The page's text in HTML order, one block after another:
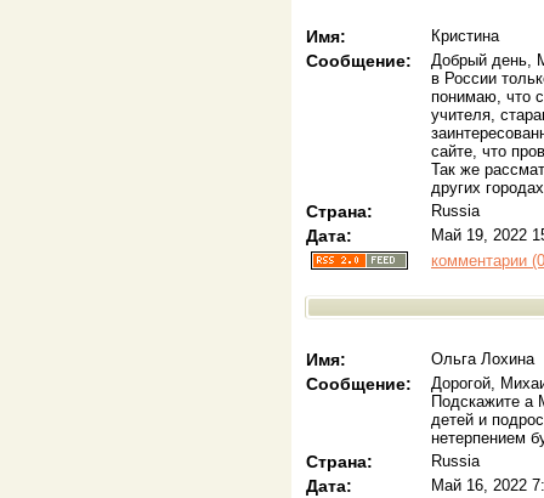
Имя: Кристина
Сообщение:
Добрый день,
в России
понимаю, что
учителя,
сайте, что
Так же
других
Страна: Russia
Дата:
Май 19, 2022
комментарии
Имя: Ольга Лохина
Сообщение:
Дорогой,
Подскажите а
детей и
нетерпением
Страна: Russia
Дата:
Май 16, 2022